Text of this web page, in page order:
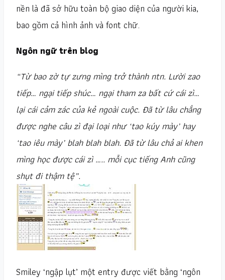
nền là đã sở hữu toàn bộ giao diện của người kia,
bao gồm cả hình ảnh và font chữ.
Ngôn ngữ trên blog
“Từ bao zờ tự zưng mìng trở thành ntn. Lười zao
tiếp… ngại tiếp shúc… ngại tham za bất cứ cái zì…
lại cái cảm zác của kẻ ngoài cuộc. Đã từ lâu chẳng
được nghe câu zì đại loại như ‘tao kúy mày’ hay
‘tao iêu mày’ blah blah blah. Đã từ lâu chả ai khen
mìng học được cái zì ….. mỗi cục tiếng Anh cũng
shụt đi thậm tệ”.
Smiley ‘ngập lụt’ một entry được viết bằng ‘ngôn